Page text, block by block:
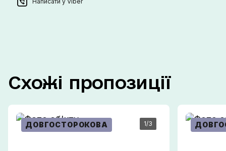
Схожі пропозиції
ДОВГОСТОРОКОВА 1/3